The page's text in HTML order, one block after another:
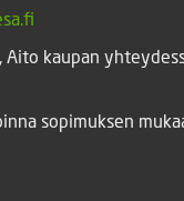
Aito kaupan
sopimuksen